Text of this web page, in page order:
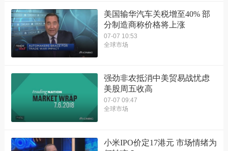
美国输华汽车关税增至40% 部
分制造商称价格将上涨
07-07 10:53
全球市场
强劲非农抵消中美贸易战忧虑
美股周五收高
07-07 09:47
全球市场
小米IPO价定17港元 市场情绪为